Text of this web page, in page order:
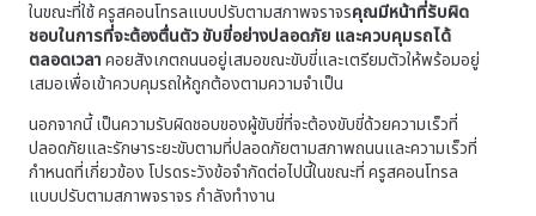
ในขณะที่ใช้ครูสคอนโทรลแบบปรับตามสภาพจราจรคุณมีหน้าที่รับผิด
ชอบในการที่จะต้องตื่นตัว ขับขี่อย่างปลอดภัย และควบคุมรถได้
ตลอดเวลา คอยสังเกตถนนอยู่เสมอขณะขับขี่และเตรียมตัวให้พร้อมอยู่
เสมอเพื่อเข้าควบคุมรถให้ถูกต้องตามความจำเป็น
นอกจากนี้ เป็นความรับผิดชอบของผู้ขับขี่ที่จะต้องขับขี่ด้วยความเร็วที่
ปลอดภัยและรักษาระยะขับตามที่ปลอดภัยตามสภาพถนนและความเร็วที่
กำหนดที่เกี่ยวข้อง โปรดระวังข้อจำกัดต่อไปนี้ในขณะที่ ครูสคอนโทรล
แบบปรับตามสภาพจราจร กำลังทำงาน